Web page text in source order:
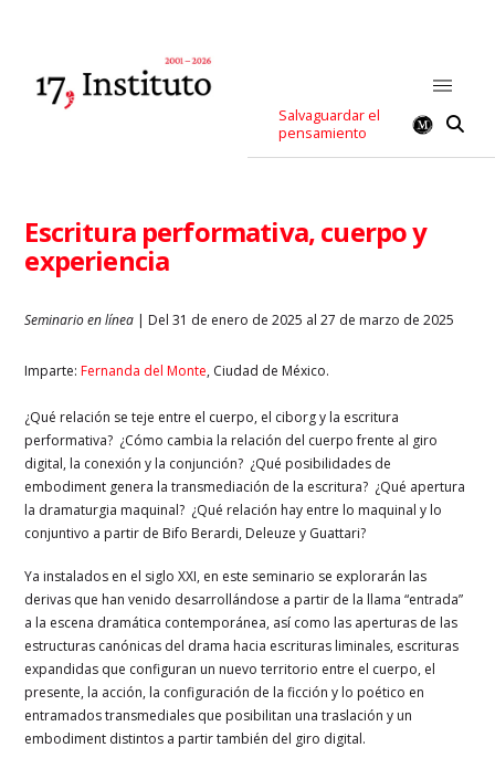
Salvaguardar el
pensamiento
Escritura performativa, cuerpo y
experiencia
Seminario en línea | Del 31 de enero de 2025 al 27 de marzo de 2025
Imparte: Fernanda del Monte, Ciudad de México.
¿Qué relación se teje entre el cuerpo, el ciborg y la escritura
performativa? ¿Cómo cambia la relación del cuerpo frente al giro
digital, la conexión y la conjunción? ¿Qué posibilidades de
embodiment genera la transmediación de la escritura? ¿Qué apertura
la dramaturgia maquinal? ¿Qué relación hay entre lo maquinal y lo
conjuntivo a partir de Bifo Berardi, Deleuze y Guattari?
Ya instalados en el siglo XXI, en este seminario se explorarán las
derivas que han venido desarrollándose a partir de la llama “entrada”
a la escena dramática contemporánea, así como las aperturas de las
estructuras canónicas del drama hacia escrituras liminales, escrituras
expandidas que configuran un nuevo territorio entre el cuerpo, el
presente, la acción, la configuración de la ficción y lo poético en
entramados transmediales que posibilitan una traslación y un
embodiment distintos a partir también del giro digital.